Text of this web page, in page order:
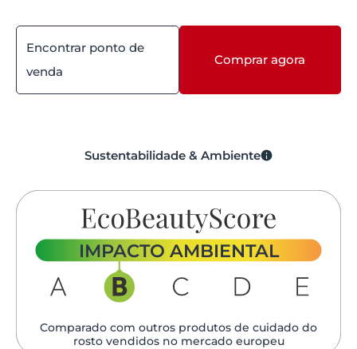
Encontrar ponto de
venda
Comprar agora
Sustentabilidade & Ambiente
IMPACTO AMBIENTAL
Comparado com outros produtos de cuidado do
rosto vendidos no mercado europeu